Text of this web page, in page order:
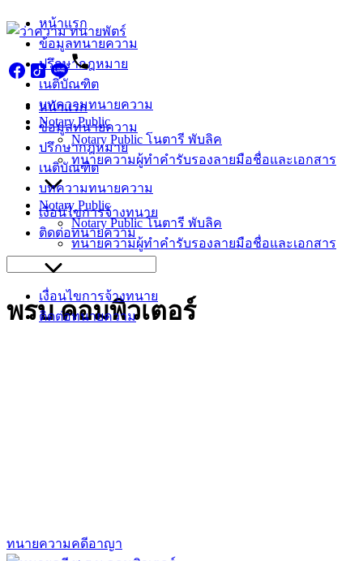
Skip
to
content
หน้าแรก
ข้อมูลทนายความ
ปรึกษากฎหมาย
เนติบัณฑิต
บทความทนายความ
Notary Public
Notary Public โนตารี พับลิค
ทนายความผู้ทำคำรับรองลายมือชื่อและเอกสาร
เงื่อนไขการจ้างทนาย
ติดต่อทนายความ
หน้าแรก
ข้อมูลทนายความ
ปรึกษากฎหมาย
เนติบัณฑิต
บทความทนายความ
Notary Public
Notary Public โนตารี พับลิค
ทนายความผู้ทำคำรับรองลายมือชื่อและเอกสาร
เงื่อนไขการจ้างทนาย
ติดต่อทนายความ
for:
พรบ คอมพิวเตอร์
ทนายความคดีอาญา